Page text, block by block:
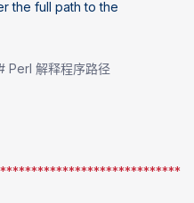
the full path to the
Perl 解释程序路径